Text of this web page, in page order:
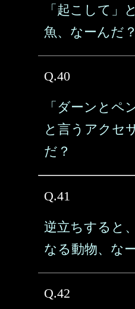
「起こして」
魚、なーんだ？
Q.40
「ダーンとペ
と言うアクセ
だ？
Q.41
逆立ちすると
なる動物、な
Q.42